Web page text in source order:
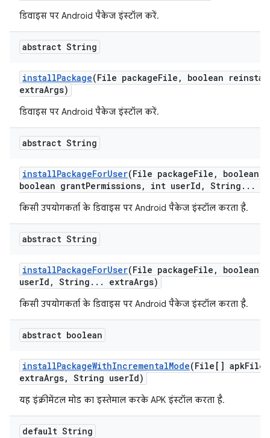
डिवाइस पर Android पैकेज इंस्टॉल करें.
abstract String
installPackage(File packageFile ,
boolean
extraArgs)
डिवाइस पर Android पैकेज इंस्टॉल करें.
abstract String
installPackageForUser(File packageFile ,
boolean
boolean grantPermissions, int userId , String . . .
किसी उपयोगकर्ता के डिवाइस पर Android पैकेज इंस्टॉल करता है.
abstract String
installPackageForUser(File packageFile ,
boolean
userId , String . . . extraArgs)
किसी उपयोगकर्ता के डिवाइस पर Android पैकेज इंस्टॉल करता है.
abstract boolean
installPackageWithIncrementalMode(File[] apkFiles
extraArgs, String userId)
यह इंक्रीमेंटल मोड का इस्तेमाल करके APK इंस्टॉल करता है.
default String